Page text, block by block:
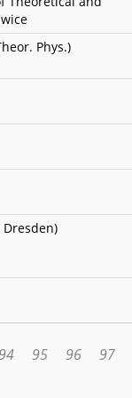
Phys.)
Dresden)
94 95 96 97